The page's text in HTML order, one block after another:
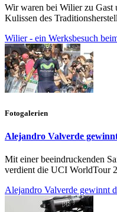
Wir waren bei Wilier zu
Kulissen des
Wilier - ein Werksbesuch
Fotogalerien
Alejandro Valverde
Mit einer beeindruckenden
verdient die UCI WorldTour
Alejandro Valverde gewinnt